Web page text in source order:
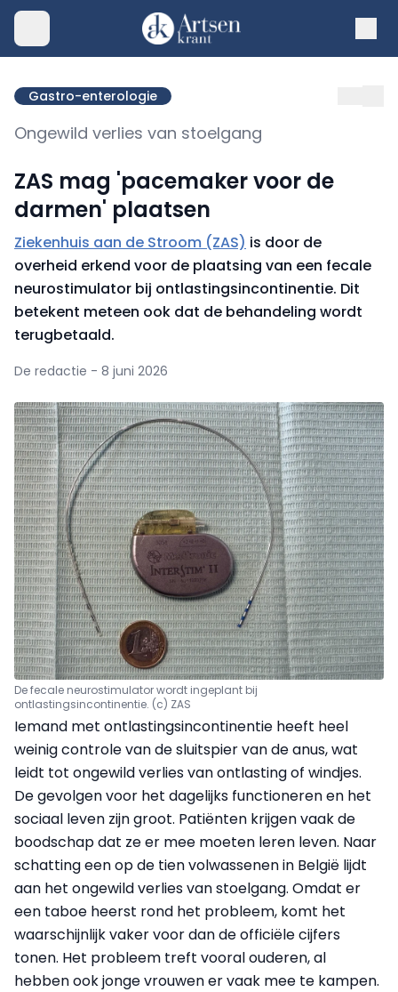
Gastro-enterologie
Ongewild verlies van stoelgang
ZAS mag 'pacemaker voor de
darmen' plaatsen
Ziekenhuis aan de Stroom (ZAS) is door de
overheid erkend voor de plaatsing van een fecale
neurostimulator bij ontlastingsincontinentie. Dit
betekent meteen ook dat de behandeling wordt
terugbetaald.
De redactie - 8 juni 2026
De fecale neurostimulator wordt ingeplant bij
ontlastingsincontinentie. (c) ZAS
Iemand met ontlastingsincontinentie heeft heel
weinig controle van de sluitspier van de anus, wat
leidt tot ongewild verlies van ontlasting of windjes.
De gevolgen voor het dagelijks functioneren en het
sociaal leven zijn groot. Patiënten krijgen vaak de
boodschap dat ze er mee moeten leren leven. Naar
schatting een op de tien volwassenen in België lijdt
aan het ongewild verlies van stoelgang. Omdat er
een taboe heerst rond het probleem, komt het
waarschijnlijk vaker voor dan de officiële cijfers
tonen. Het probleem treft vooral ouderen, al
hebben ook jonge vrouwen er vaak mee te kampen.